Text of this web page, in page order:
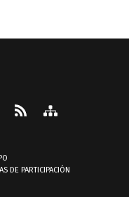
DE PARTICIPACIÓN